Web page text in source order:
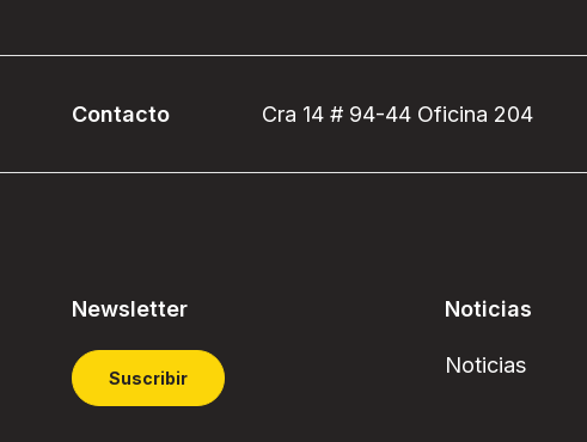
Contacto Cra 14 # 94-44 Oficina 204
Newsletter
Suscribir
Noticias
Noticias